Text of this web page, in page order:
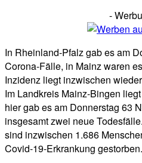
-
In Rheinland-Pfalz gab es am
Corona-Fälle, in Mainz waren
Inzidenz liegt inzwischen
Im Landkreis Mainz-Bingen
hier gab es am Donnerstag 63
insgesamt zwei neue
sind inzwischen 1.686
Covid-19-Erkrankung gestorben.